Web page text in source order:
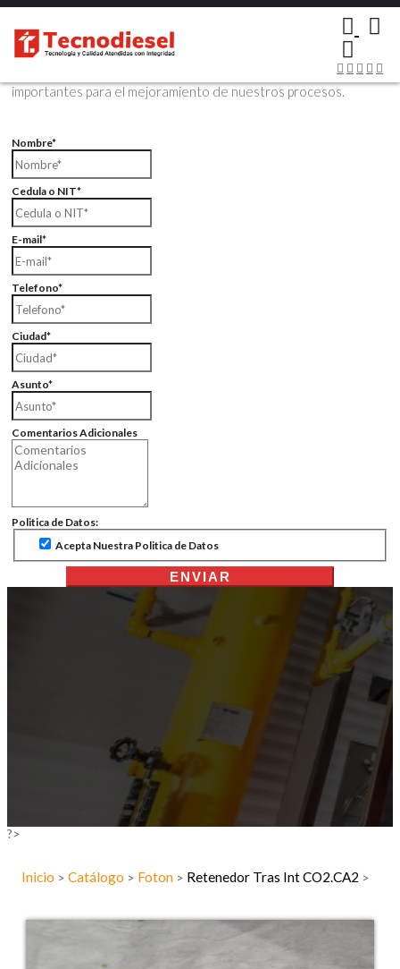
Contáctenos Vía Email
Envíenos sus datos con sus comentarios, sus opiniones son muy
importantes para el mejoramiento de nuestros procesos.
Nombre*
Cedula o NIT*
E-mail*
Telefono*
Ciudad*
Asunto*
Comentarios Adicionales
Politica de Datos:
Acepta Nuestra Politica de Datos
ENVIAR
?>
Inicio > Catálogo > Foton > Retenedor Tras Int CO2.CA2 >